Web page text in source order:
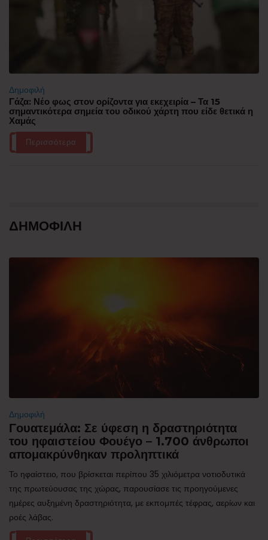
Δημοφιλή
Γάζα: Νέο φως στον ορίζοντα για εκεχειρία – Τα 15
σημαντικότερα σημεία του οδικού χάρτη που είδε θετικά η
Χαμάς
Περισσότερα
ΔΗΜΟΦΙΛΗ
Δημοφιλή
Γουατεμάλα: Σε ύφεση η δραστηριότητα
του ηφαιστείου Φουέγο – 1.700 άνθρωποι
απομακρύνθηκαν προληπτικά
Το ηφαίστειο, που βρίσκεται περίπου 35 χιλιόμετρα νοτιοδυτικά
της πρωτεύουσας της χώρας, παρουσίασε τις προηγούμενες
ημέρες αυξημένη δραστηριότητα, με εκπομπές τέφρας, αερίων και
ροές λάβας.